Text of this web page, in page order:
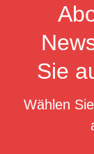
Sie
Wählen